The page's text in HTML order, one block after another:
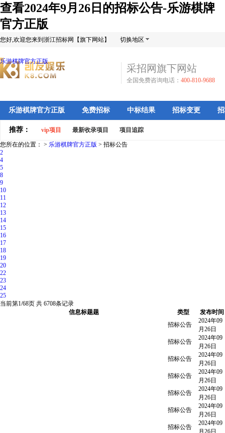
查看2024年9月26日的招标公告-乐游棋牌
官方正版
您好,欢迎您来到浙江招标网【旗下网站】 切换地区
乐游棋牌官方正版
采招网旗下网站
全国免费咨询电话： 400-810-9688
乐游棋牌官方正版 免费招标 中标结果 招标变更
推荐： vip项目 最新收录项目 项目追踪
您所在的位置： > 乐游棋牌官方正版 > 招标公告
2
4
5
8
9
10
11
12
13
14
15
16
17
18
19
20
22
23
24
25
当前第1/68页 共 6708条记录
信息标题题
类型
发布时间
招标公告
2024年09
月26日
招标公告
2024年09
月26日
招标公告
2024年09
月26日
招标公告
2024年09
月26日
招标公告
2024年09
月26日
招标公告
2024年09
月26日
招标公告
2024年09
月26日